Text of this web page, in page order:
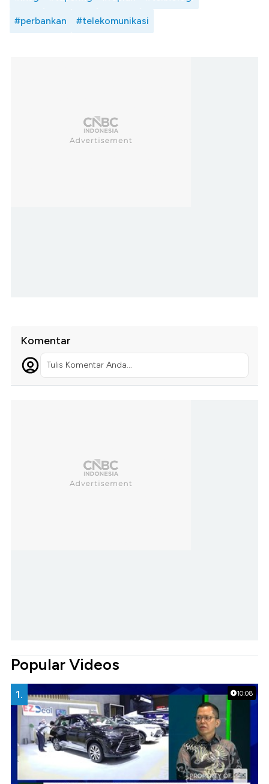
#perbankan #telekomunikasi
Komentar
Tulis Komentar Anda...
Popular Videos
10:08
1.